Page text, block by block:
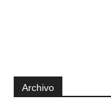
Archivo